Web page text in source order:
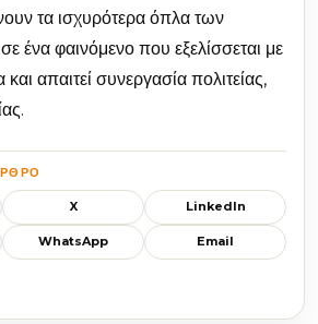
τα ισχυρότερα όπλα των
ένα φαινόμενο που εξελίσσεται με
και απαιτεί συνεργασία πολιτείας,
X LinkedIn
WhatsApp Email